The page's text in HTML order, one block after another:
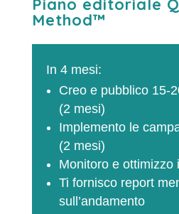
Method™
In 4 mesi:
Creo e pubblico 15-
(2 mesi)
Implemento le
(2 mesi)
Monitoro e ottimizzo
Ti fornisco report
sull’andamento